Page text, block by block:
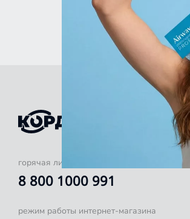
горячая линия
8 800 1000 991
режим работы интернет-магазина